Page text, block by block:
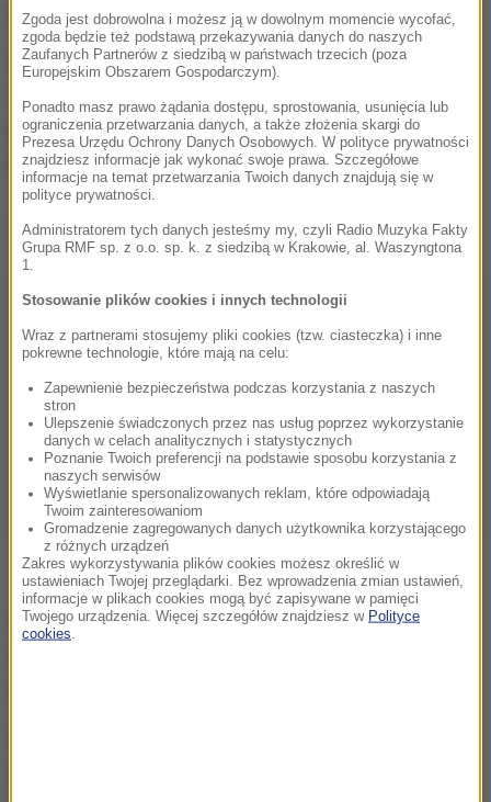
samochodu policjanci zauważyli też mężczyznę.
Policjanci, podejrzewając, że pojazd jest kradziony
oraz że mężczyzna mógłby usunąć numery
pozwalające zidentyfikować auto, weszli na teren
posesji.
Dalsza część artykułu pod materiałem video:
Policjanci zatrzymali 47-letniego mężczyznę, który
Zgoda jest dobrowolna i możesz ją w dowolnym momencie wycofać,
zgoda będzie też podstawą przekazywania danych do naszych
Zaufanych Partnerów z siedzibą w państwach trzecich (poza
Europejskim Obszarem Gospodarczym).
Ponadto masz prawo żądania dostępu, sprostowania, usunięcia lub
ograniczenia przetwarzania danych, a także złożenia skargi do
Prezesa Urzędu Ochrony Danych Osobowych. W polityce prywatności
znajdziesz informacje jak wykonać swoje prawa. Szczegółowe
informacje na temat przetwarzania Twoich danych znajdują się w
polityce prywatności.
Administratorem tych danych jesteśmy my, czyli Radio Muzyka Fakty
Grupa RMF sp. z o.o. sp. k. z siedzibą w Krakowie, al. Waszyngtona
1.
Stosowanie plików cookies i innych technologii
Wraz z partnerami stosujemy pliki cookies (tzw. ciasteczka) i inne
pokrewne technologie, które mają na celu:
Zapewnienie bezpieczeństwa podczas korzystania z naszych
stron
Ulepszenie świadczonych przez nas usług poprzez wykorzystanie
danych w celach analitycznych i statystycznych
Poznanie Twoich preferencji na podstawie sposobu korzystania z
naszych serwisów
Wyświetlanie spersonalizowanych reklam, które odpowiadają
Twoim zainteresowaniom
Gromadzenie zagregowanych danych użytkownika korzystającego
z różnych urządzeń
Zakres wykorzystywania plików cookies możesz określić w
ustawieniach Twojej przeglądarki. Bez wprowadzenia zmian ustawień,
informacje w plikach cookies mogą być zapisywane w pamięci
Twojego urządzenia. Więcej szczegółów znajdziesz w Polityce
cookies